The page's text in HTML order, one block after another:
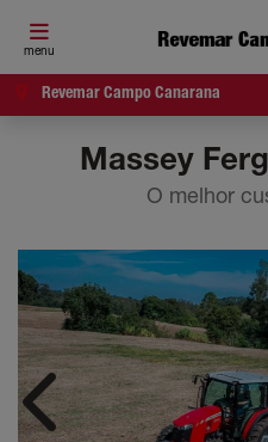
menu
Revemar Campo Canarana
Massey
O melhor
Anterior